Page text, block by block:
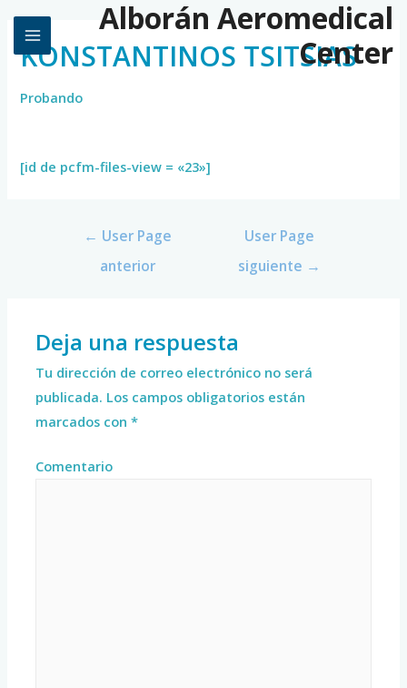
Alborán Aeromedical
Center
KONSTANTINOS TSITSIAS
Probando
[id de pcfm-files-view = «23»]
← User Page
anterior
User Page
siguiente →
Deja una respuesta
Tu dirección de correo electrónico no será
publicada. Los campos obligatorios están
marcados con*
Comentario